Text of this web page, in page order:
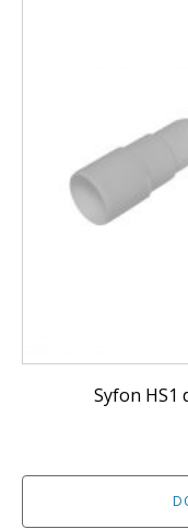
Syfon HS1